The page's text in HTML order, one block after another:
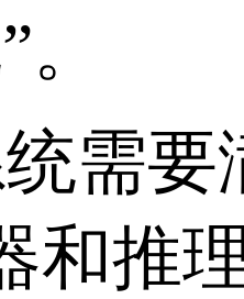
需要
和推